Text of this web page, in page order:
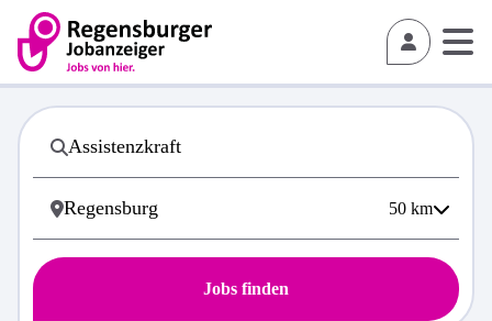
50 km
Jobs finden